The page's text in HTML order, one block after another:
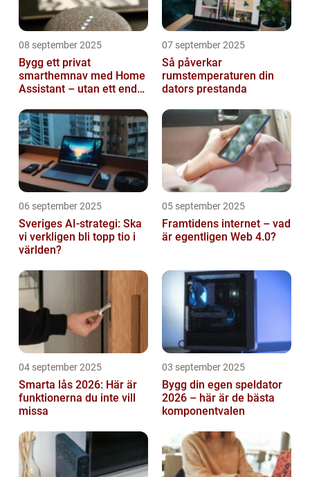
08 september 2025
Bygg ett privat
smarthemnav med Home
Assistant – utan ett enda
07 september 2025
Så påverkar
rumstemperaturen din
dators prestanda
06 september 2025
Sveriges AI-strategi: Ska
vi verkligen bli topp tio i
världen?
05 september 2025
Framtidens internet – vad
är egentligen Web 4.0?
04 september 2025
Smarta lås 2026: Här är
funktionerna du inte vill
missa
03 september 2025
Bygg din egen speldator
2026 – här är de bästa
komponentvalen